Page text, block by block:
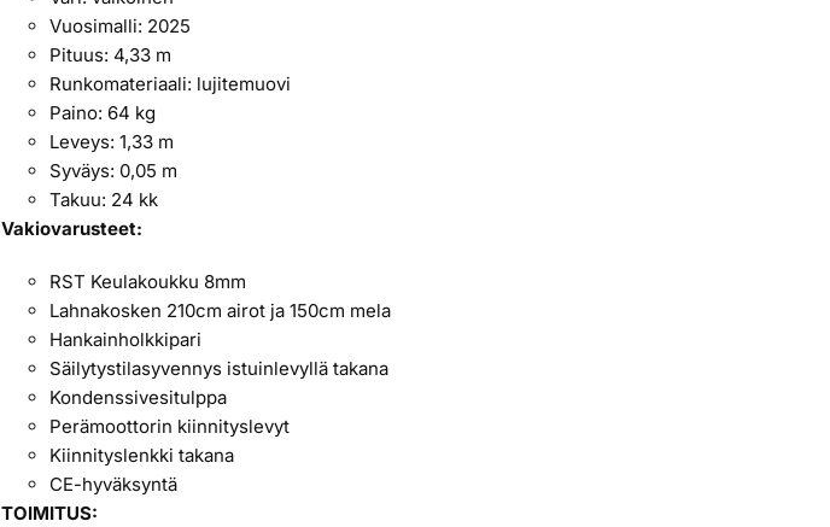
Vuosimalli: 2025
Pituus: 4,33 m
Runkomateriaali: lujitemuovi
Paino: 64 kg
Leveys: 1,33 m
Syväys: 0,05 m
Takuu: 24 kk
Vakiovarusteet:
RST Keulakoukku 8mm
Lahnakosken 210cm airot ja 150cm mela
Hankainholkkipari
Säilytystilasyvennys istuinlevyllä takana
Kondenssivesitulppa
Perämoottorin kiinnityslevyt
Kiinnityslenkki takana
CE-hyväksyntä
TOIMITUS: